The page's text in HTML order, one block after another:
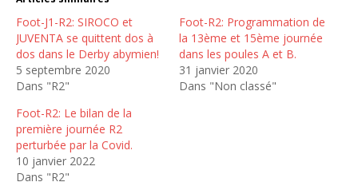
Foot-J1-R2: SIROCO et
JUVENTA se quittent dos à
dos dans le Derby abymien!
5 septembre 2020
Dans "R2"
Foot-R2: Programmation de
la 13ème et 15ème journée
dans les poules A et B.
31 janvier 2020
Dans "Non classé"
Foot-R2: Le bilan de la
première journée R2
perturbée par la Covid.
10 janvier 2022
Dans "R2"